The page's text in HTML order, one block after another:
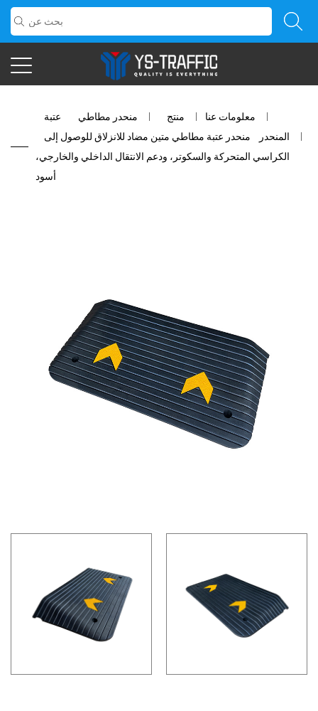
معلومات عنا منتج منحدر مطاطي عتبة
المنحدر منحدر عتبة مطاطي متين مضاد للانزلاق للوصول إلى
الكراسي المتحركة والسكوتر، ودعم الانتقال الداخلي والخارجي،
أسود